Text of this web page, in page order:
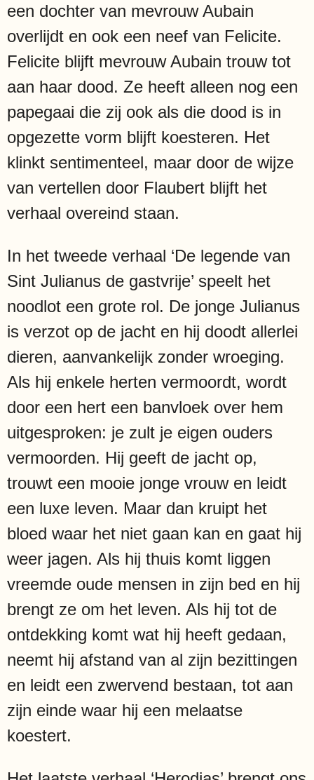
een dochter van mevrouw Aubain
overlijdt en ook een neef van Felicite.
Felicite blijft mevrouw Aubain trouw tot
aan haar dood. Ze heeft alleen nog een
papegaai die zij ook als die dood is in
opgezette vorm blijft koesteren. Het
klinkt sentimenteel, maar door de wijze
van vertellen door Flaubert blijft het
verhaal overeind staan.
In het tweede verhaal ‘De legende van
Sint Julianus de gastvrije’ speelt het
noodlot een grote rol. De jonge Julianus
is verzot op de jacht en hij doodt allerlei
dieren, aanvankelijk zonder wroeging.
Als hij enkele herten vermoordt, wordt
door een hert een banvloek over hem
uitgesproken: je zult je eigen ouders
vermoorden. Hij geeft de jacht op,
trouwt een mooie jonge vrouw en leidt
een luxe leven. Maar dan kruipt het
bloed waar het niet gaan kan en gaat hij
weer jagen. Als hij thuis komt liggen
vreemde oude mensen in zijn bed en hij
brengt ze om het leven. Als hij tot de
ontdekking komt wat hij heeft gedaan,
neemt hij afstand van al zijn bezittingen
en leidt een zwervend bestaan, tot aan
zijn einde waar hij een melaatse
koestert.